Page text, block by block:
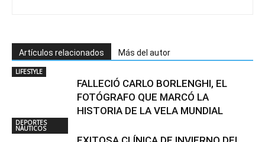
Artículos relacionados Más del autor
LIFESTYLE
FALLECIÓ CARLO BORLENGHI, EL
FOTÓGRAFO QUE MARCÓ LA
HISTORIA DE LA VELA MUNDIAL
DEPORTES
NÁUTICOS